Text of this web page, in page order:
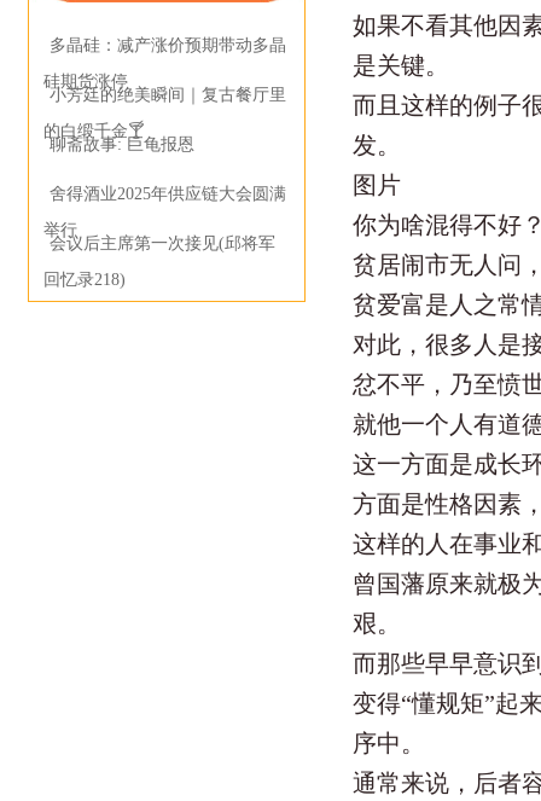
多晶硅：减产涨价预期带动多晶
硅期货涨停
小芳廷的绝美瞬间｜复古餐厅里
的白缎千金🍸
聊斋故事: 巨龟报恩
舍得酒业2025年供应链大会圆满
举行
会议后主席第一次接见(邱将军
回忆录218)
如果不看其他因
是关键。
而且这样的例子
发。
图片
你为啥混得不好
贫居闹市无人问
贫爱富是人之常
对此，很多人是
忿不平，乃至愤
就他一个人有道
这一方面是成长
方面是性格因素
这样的人在事业
曾国藩原来就极
艰。
而那些早早意识
变得“懂规矩”起
序中。
通常来说，后者